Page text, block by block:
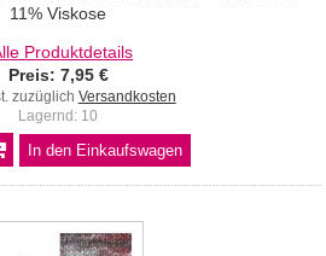
11% Viskose
Produktdetails
Preis: 7,95 €
zuzüglich Versandkosten
Lagernd: 10